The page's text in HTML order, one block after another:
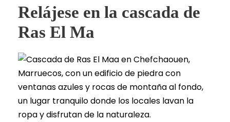
Relájese en la cascada de
Ras El Ma